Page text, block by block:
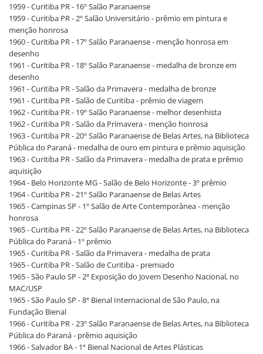
1959 - Curitiba PR - 16º Salão Paranaense
1959 - Curitiba PR - 2º Salão Universitário - prêmio em pintura e
menção honrosa
1960 - Curitiba PR - 17º Salão Paranaense - menção honrosa em
desenho
1961 - Curitiba PR - 18º Salão Paranaense - medalha de bronze em
desenho
1961 - Curitiba PR - Salão da Primavera - medalha de bronze
1961 - Curitiba PR - Salão de Curitiba - prêmio de viagem
1962 - Curitiba PR - 19º Salão Paranaense - melhor desenhista
1962 - Curitiba PR - Salão da Primavera - menção honrosa
1963 - Curitiba PR - 20º Salão Paranaense de Belas Artes, na Biblioteca
Pública do Paraná - medalha de ouro em pintura e prêmio aquisição
1963 - Curitiba PR - Salão da Primavera - medalha de prata e prêmio
aquisição
1964 - Belo Horizonte MG - Salão de Belo Horizonte - 3º prêmio
1964 - Curitiba PR - 21º Salão Paranaense de Belas Artes
1965 - Campinas SP - 1º Salão de Arte Contemporânea - menção
honrosa
1965 - Curitiba PR - 22º Salão Paranaense de Belas Artes, na Biblioteca
Pública do Paraná - 1º prêmio
1965 - Curitiba PR - Salão da Primavera - medalha de prata
1965 - Curitiba PR - Salão de Curitiba - premiado
1965 - São Paulo SP - 2ª Exposição do Jovem Desenho Nacional, no
MAC/USP
1965 - São Paulo SP - 8ª Bienal Internacional de São Paulo, na
Fundação Bienal
1966 - Curitiba PR - 23º Salão Paranaense de Belas Artes, na Biblioteca
Pública do Paraná - prêmio aquisição
1966 - Salvador BA - 1ª Bienal Nacional de Artes Plásticas